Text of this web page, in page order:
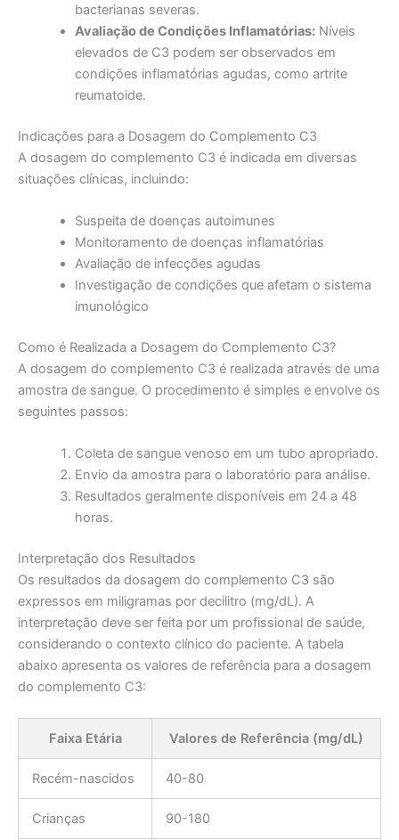
bacterianas severas.
Avaliação de Condições Inflamatórias:Níveis
elevados de C3 podem ser observados em
condições inflamatórias agudas, como artrite
reumatoide.
Indicações para a Dosagem do Complemento C3
A dosagem do complemento C3 é indicada em diversas
situações clínicas, incluindo:
Suspeita de doenças autoimunes
Monitoramento de doenças inflamatórias
Avaliação de infecções agudas
Investigação de condições que afetam o sistema
imunológico
Como é Realizada a Dosagem do Complemento C3?
A dosagem do complemento C3 é realizada através de uma
amostra de sangue. O procedimento é simples e envolve os
seguintes passos:
Coleta de sangue venoso em um tubo apropriado.
Envio da amostra para o laboratório para análise.
Resultados geralmente disponíveis em 24 a 48
horas.
Interpretação dos Resultados
Os resultados da dosagem do complemento C3 são
expressos em miligramas por decilitro (mg/dL). A
interpretação deve ser feita por um profissional de saúde,
considerando o contexto clínico do paciente. A tabela
abaixo apresenta os valores de referência para a dosagem
do complemento C3:
Faixa Etária Valores de Referência (mg/dL)
Recém-nascidos 40-80
Crianças 90-180